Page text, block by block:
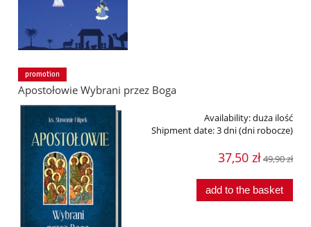
Apostołowie Wybrani przez Boga
Availability:duża ilość
Shipment date:3 dni (dni robocze)
37,50 zł49,90 zł
add to the basket
promotion